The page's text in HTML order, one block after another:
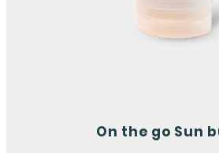
On the go Sun